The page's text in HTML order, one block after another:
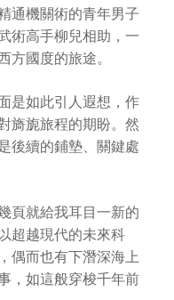
通機關術的青年男子
術高手柳兒相助，一
方國度的旅途。
是如此引人遐想，作
旖旎旅程的期盼。然
後續的鋪墊、關鍵處
頁就給我耳目一新的
超越現代的未來科
偶而也有下潛深海上
，如這般穿梭千年前